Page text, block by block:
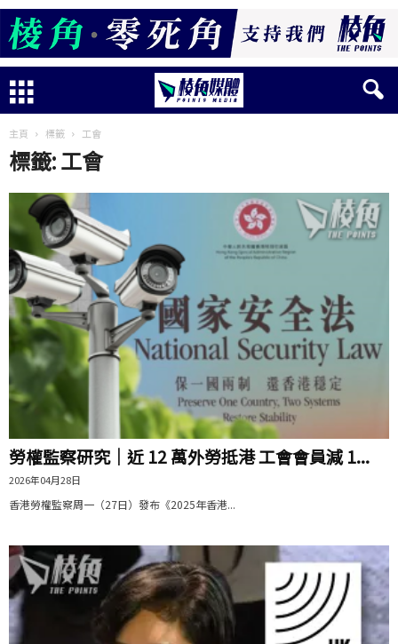
主頁 標籤 工會
標籤: 工會
勞權監察研究｜近 12 萬外勞抵港 工會會員減 1...
2026年04月28日
香港勞權監察周一（27日）發布《2025年香港...